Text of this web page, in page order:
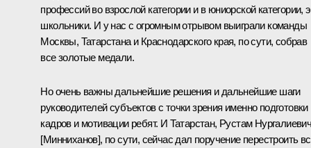
профессий во взрослой категории и в юниорской категории,
школьники. И у нас с огромным отрывом выиграли команды
Москвы, Татарстана и Краснодарского края, по сути, собрав
все золотые медали.
Но очень важны дальнейшие решения и дальнейшие шаги
руководителей субъектов с точки зрения именно подготовки
кадров и мотивации ребят. И Татарстан, Рустам
[Минниханов], по сути, сейчас дал поручение перестроить